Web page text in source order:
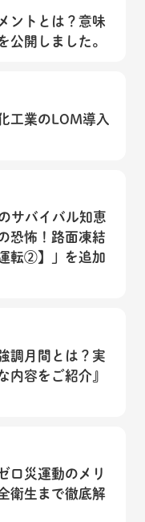
ントとは？意味
公開しました。
工業のLOM導入
サバイバル知恵
恐怖！路面凍結
転②】」を追加
調月間とは？実
内容をご紹介』
ロ災運動のメリ
衛生まで徹底解